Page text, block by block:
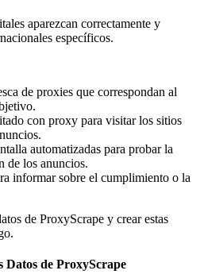
aparezcan correctamente y
específicos.
de proxies que correspondan al
con proxy para visitar los sitios
automatizadas para probar la
de los anuncios.
informar sobre el cumplimiento o la
de ProxyScrape y crear estas
Datos de ProxyScrape